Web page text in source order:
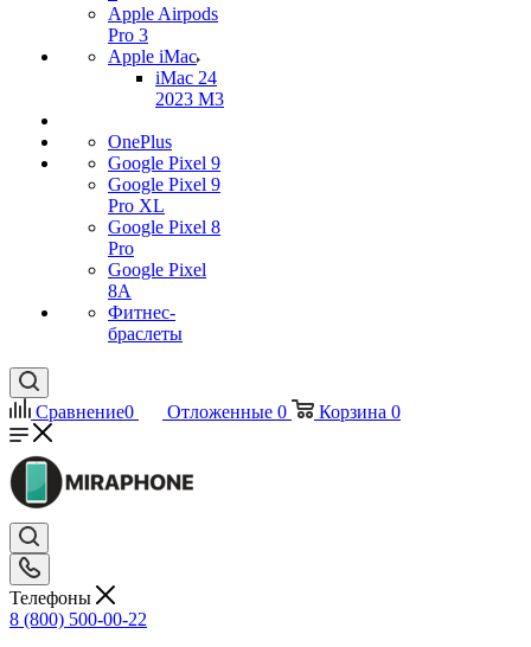
Apple Airpods
Pro 3
Apple iMac
iMac 24
2023 M3
OnePlus
Google Pixel 9
Google Pixel 9
Pro XL
Google Pixel 8
Pro
Google Pixel
8A
Фитнес-
браслеты
Сравнение0 Отложенные 0 Корзина 0
Телефоны
8 (800) 500-00-22